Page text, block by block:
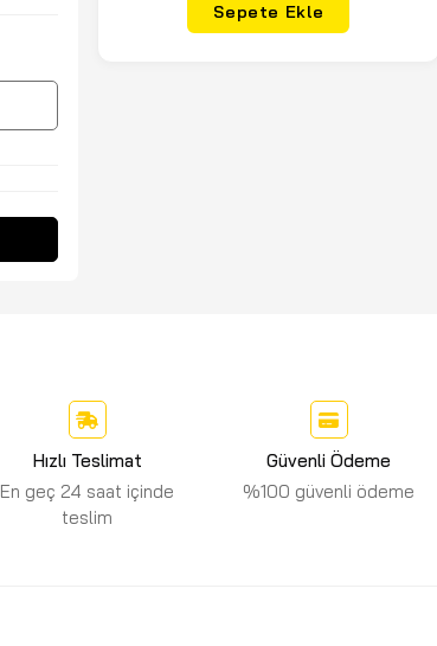
Sepete Ekle
Hızlı Teslimat
En geç 24 saat içinde
teslim
Güvenli Ödeme
%100 güvenli ödeme